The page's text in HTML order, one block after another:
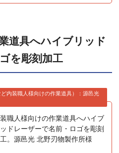
道具へハイブリッド
を彫刻加工
内装職人様向けの作業道具）：源邑光
職人様向けの作業道具へハイブ
ッドレーザーで名前・ロゴを彫刻
。源邑光 北野刃物製作所様